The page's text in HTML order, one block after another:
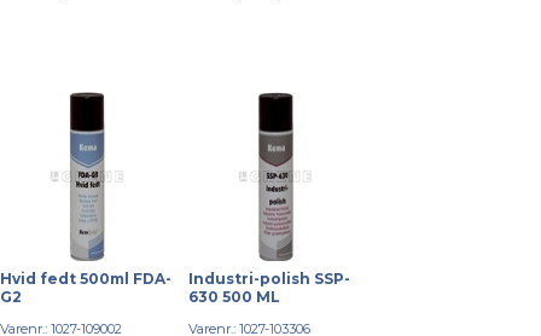
Hvid fedt 500ml FDA-
G2
Varenr.: 1027-109002
Industri-polish SSP-
630 500 ML
Varenr.: 1027-103306